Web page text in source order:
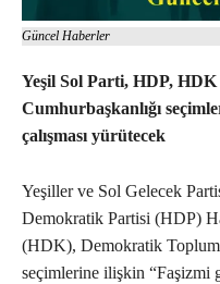
Güncel Haberler
Yeşil Sol Parti, HDP,
Cumhurbaşkanlığı
çalışması yürütecek
Yeşiller ve Sol Gelecek
Demokratik Partisi (HDP)
(HDK), Demokratik
seçimlerine ilişkin “Faşizmi